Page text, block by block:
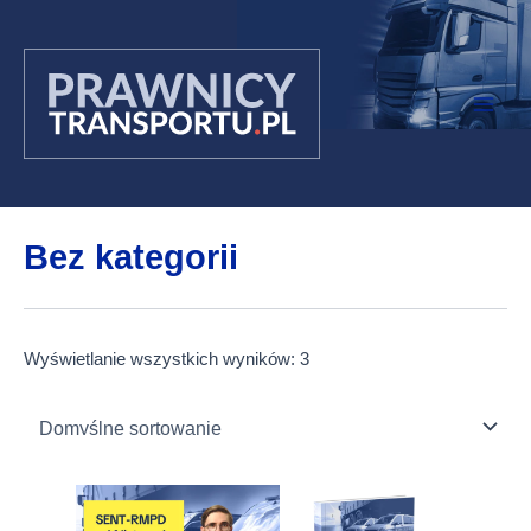
Bez kategorii
Wyświetlanie wszystkich wyników: 3